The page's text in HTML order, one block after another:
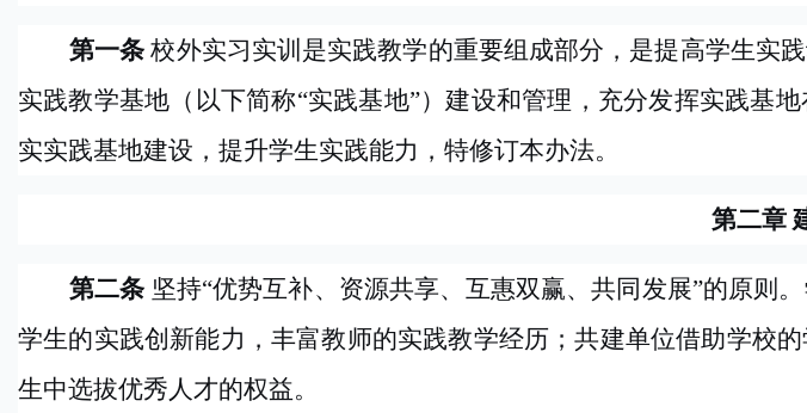
第一条 校外实习实训是实践教学的重要组成部分，是提高学生实
实践教学基地（以下简称“实践基地”）建设和管理，充分发挥实践基
实实践基地建设，提升学生实践能力，特修订本办法。
第二章
第二条 坚持“优势互补、资源共享、互惠双赢、共同发展”的原则
学生的实践创新能力，丰富教师的实践教学经历；共建单位借助学校
生中选拔优秀人才的权益。